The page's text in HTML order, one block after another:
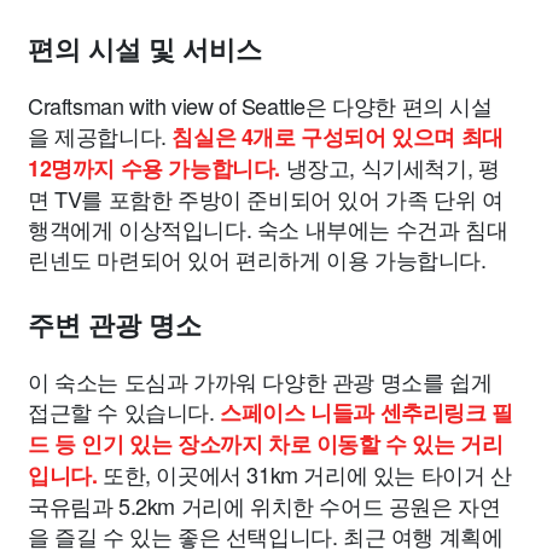
편의 시설 및 서비스
Craftsman with view of Seattle은 다양한 편의 시설
을 제공합니다. 침실은 4개로 구성되어 있으며 최대
12명까지 수용 가능합니다. 냉장고, 식기세척기, 평
면 TV를 포함한 주방이 준비되어 있어 가족 단위 여
행객에게 이상적입니다. 숙소 내부에는 수건과 침대
린넨도 마련되어 있어 편리하게 이용 가능합니다.
주변 관광 명소
이 숙소는 도심과 가까워 다양한 관광 명소를 쉽게
접근할 수 있습니다. 스페이스 니들과 센추리링크 필
드 등 인기 있는 장소까지 차로 이동할 수 있는 거리
입니다. 또한, 이곳에서 31km 거리에 있는 타이거 산
국유림과 5.2km 거리에 위치한 수어드 공원은 자연
을 즐길 수 있는 좋은 선택입니다. 최근 여행 계획에